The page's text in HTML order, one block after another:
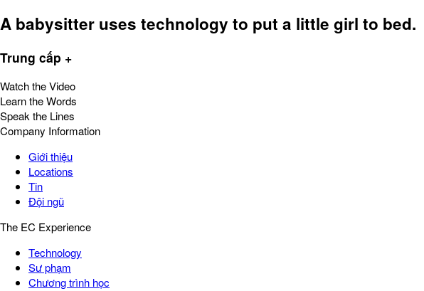
A babysitter uses technology to put a little girl to bed.
Trung cấp +
Watch the Video
Learn the Words
Speak the Lines
Company Information
Giới thiệu
Locations
Tin
Đội ngũ
The EC Experience
Technology
Sư phạm
Chương trình học